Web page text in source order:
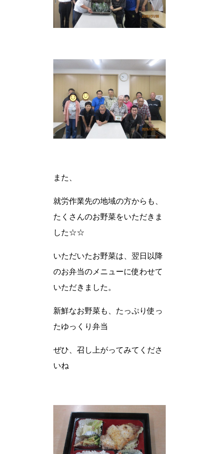
また、
就労作業先の地域の方からも、
たくさんのお野菜をいただきま
した☆☆
いただいたお野菜は、翌日以降
のお弁当のメニューに使わせて
いただきました。
新鮮なお野菜も、たっぷり使っ
たゆっくり弁当
ぜひ、召し上がってみてくださ
いね